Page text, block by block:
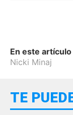
En este artículo
Nicki Minaj
TE